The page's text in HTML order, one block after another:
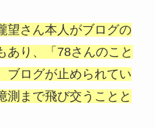
望さん本人がブログの
あり、「78さんのこと
ブログが止められてい
測まで飛び交うことと